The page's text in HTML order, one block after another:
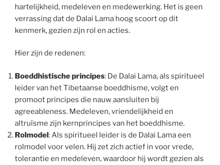
hartelijkheid, medeleven en medewerking. Het is geen
verrassing dat de Dalai Lama hoog scoort op dit
kenmerk, gezien zijn rol en acties.
Hier zijn de redenen:
Boeddhistische principes: De Dalai Lama, als spiritueel
leider van het Tibetaanse boeddhisme, volgt en
promoot principes die nauw aansluiten bij
agreeableness. Medeleven, vriendelijkheid en
altruïsme zijn kernprincipes van het boeddhisme.
Rolmodel: Als spiritueel leider is de Dalai Lama een
rolmodel voor velen. Hij zet zich actief in voor vrede,
tolerantie en medeleven, waardoor hij wordt gezien als